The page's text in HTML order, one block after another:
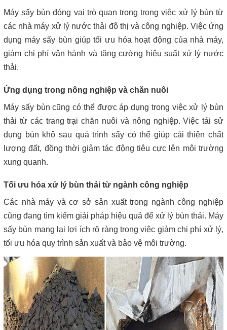
Máy sấy bùn đóng vai trò quan trọng trong việc xử lý bùn từ
các nhà máy xử lý nước thải đô thị và công nghiệp. Việc ứng
dụng máy sấy bùn giúp tối ưu hóa hoạt động của nhà máy,
giảm chi phí vận hành và tăng cường hiệu suất xử lý nước
thải.
Ứng dụng trong nông nghiệp và chăn nuôi
Máy sấy bùn cũng có thể được áp dụng trong việc xử lý bùn
thải từ các trang trại chăn nuôi và nông nghiệp. Việc tái sử
dụng bùn khô sau quá trình sấy có thể giúp cải thiện chất
lượng đất, đồng thời giảm tác động tiêu cực lên môi trường
xung quanh.
Tối ưu hóa xử lý bùn thải từ ngành công nghiệp
Các nhà máy và cơ sở sản xuất trong ngành công nghiệp
cũng đang tìm kiếm giải pháp hiệu quả để xử lý bùn thải. Máy
sấy bùn mang lại lợi ích rõ ràng trong việc giảm chi phí xử lý,
tối ưu hóa quy trình sản xuất và bảo vệ môi trường.